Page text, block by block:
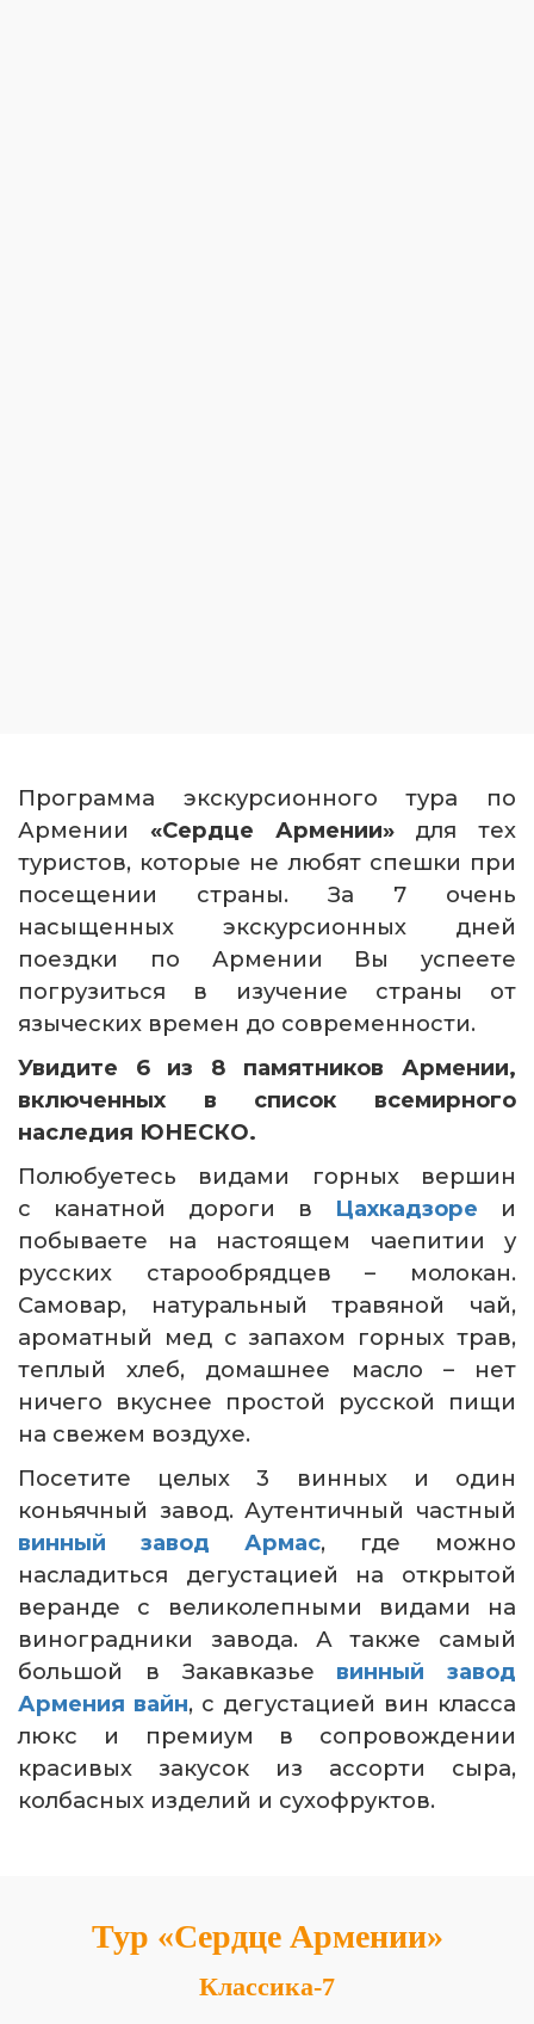
Программа экскурсионного тура по
Армении «Сердце Армении»для тех
туристов, которые не любят спешки при
посещении страны. За 7 очень
насыщенных экскурсионных дней
поездки по Армении Вы успеете
погрузиться в изучение страны от
языческих времен до современности.
Увидите 6 из 8 памятников Армении,
включенных в список всемирного
наследия ЮНЕСКО.
Полюбуетесь видами горных вершин
с канатной дороги в
Цахкадзоре и
побываете на настоящем чаепитии у
русских старообрядцев – молокан.
Самовар, натуральный травяной чай,
ароматный мед с запахом горных трав,
теплый хлеб, домашнее масло – нет
ничего вкуснее простой русской пищи
на свежем воздухе.
Посетите целых 3 винных и один
коньячный завод. Аутентичный частный
винный завод Армас, где можно
насладиться дегустацией на открытой
веранде с великолепными видами на
виноградники завода. А также самый
большой в Закавказье винный завод
Армения вайн, с дегустацией вин класса
люкс и премиум в сопровождении
красивых закусок из ассорти сыра,
колбасных изделий и сухофруктов.
Тур «Сердце Армении»
Классика-7